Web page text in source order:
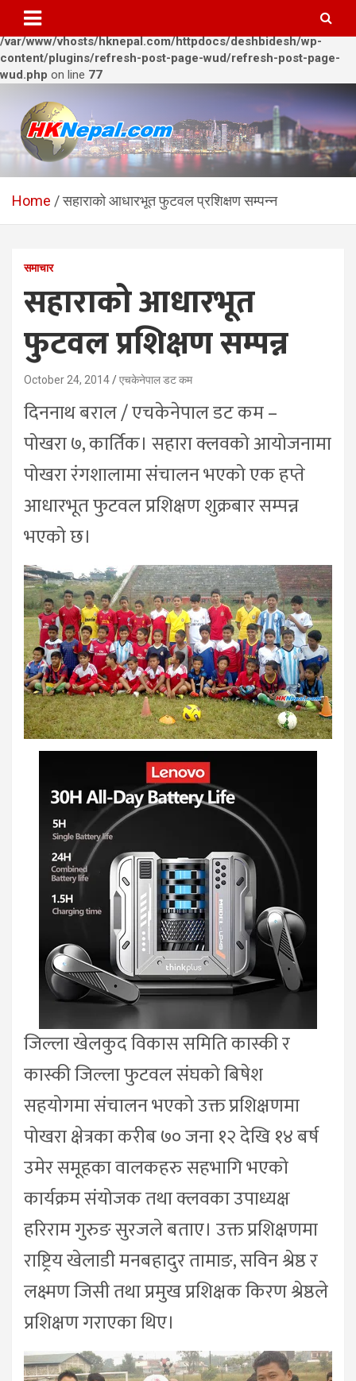
Warning
: Trying to access array offset on value of type bool in
/var/www/vhosts/hknepal.com/httpdocs/deshbidesh/wp-
content/plugins/refresh-post-page-wud/refresh-post-page-
wud.php on line 77
content
HKNepal.com – हङकङबाट
सञ्चालित पहिलो नेपाली अनलाईन
hknepal, hknepal.com, hk nepal, hk nepal com
Home सहाराको आधारभूत फुटवल प्रशिक्षण सम्पन्न
समाचार
सहाराको आधारभूत
फुटवल प्रशिक्षण सम्पन्न
October 24, 2014 एचकेनेपाल डट कम
दिननाथ बराल / एचकेनेपाल डट कम –
पोखरा ७, कार्तिक। सहारा क्लवको आयोजनामा
पोखरा रंगशालामा संचालन भएको एक हप्ते
आधारभूत फुटवल प्रशिक्षण शुक्रबार सम्पन्न
भएको छ।
जिल्ला खेलकुद विकास समिति कास्की र
कास्की जिल्ला फुटवल संघको बिषेश
सहयोगमा संचालन भएको उक्त प्रशिक्षणमा
पोखरा क्षेत्रका करीब ७० जना १२ देखि १४ बर्ष
उमेर समूहका वालकहरु सहभागि भएको
कार्यक्रम संयोजक तथा क्लवका उपाध्यक्ष
हरिराम गुरुङ सुरजले बताए। उक्त प्रशिक्षणमा
राष्ट्रिय खेलाडी मनबहादुर तामाङ, सविन श्रेष्ठ र
लक्ष्मण जिसी तथा प्रमुख प्रशिक्षक किरण श्रेष्ठले
प्रशिक्षण गराएका थिए।